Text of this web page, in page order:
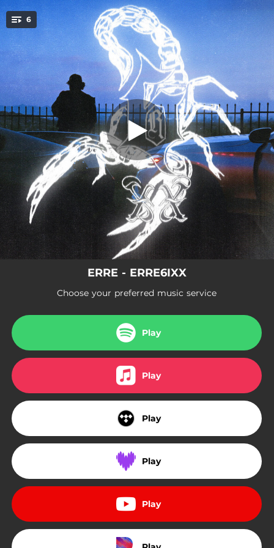
You're all set!
6 EN SUEÑOS
EN SUEÑOS
04:08
MI MIEDO
04:49
QTQH?
04:02
BIPOLAR II
02:41
ME OLVIDASTE
02:52
DESPUES DE TI
02:16
ERRE - ERRE6IXX
Choose your preferred music service
Play
Play
Play
Play
Play